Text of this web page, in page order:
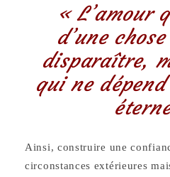
« L’amour
d’une
disparaître,
qui ne
Ainsi, construire une
circonstances extérieures